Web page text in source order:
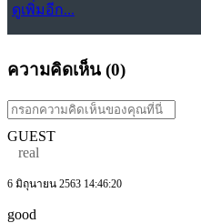
ดูเพิ่มอีก...
ความคิดเห็น (0)
GUEST
real
6 มิถุนายน 2563 14:46:20
good